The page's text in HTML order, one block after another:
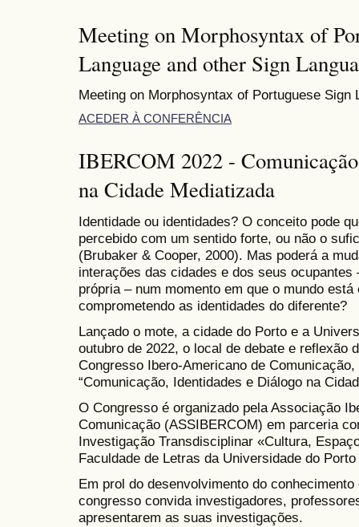
Meeting on Morphosyntax of
Language and other Sign
Meeting on Morphosyntax of Portuguese Sign
ACEDER À CONFERÊNCIA
IBERCOM 2022 -
na Cidade Mediatizada
Identidade ou identidades? O conceito pode
percebido com um sentido forte, ou não o
(Brubaker & Cooper, 2000). Mas poderá a
interações das cidades e dos seus
própria – num momento em que o mundo
comprometendo as identidades do diferente?
Lançado o mote, a cidade do Porto e a
outubro de 2022, o local de debate e reflexão
Congresso Ibero-Americano de
“Comunicação, Identidades e Diálogo na
O Congresso é organizado pela Associação
Comunicação (ASSIBERCOM) em parceria
Investigação Transdisciplinar «Cultura,
Faculdade de Letras da Universidade do
Em prol do desenvolvimento do
congresso convida investigadores,
apresentarem as suas investigações.